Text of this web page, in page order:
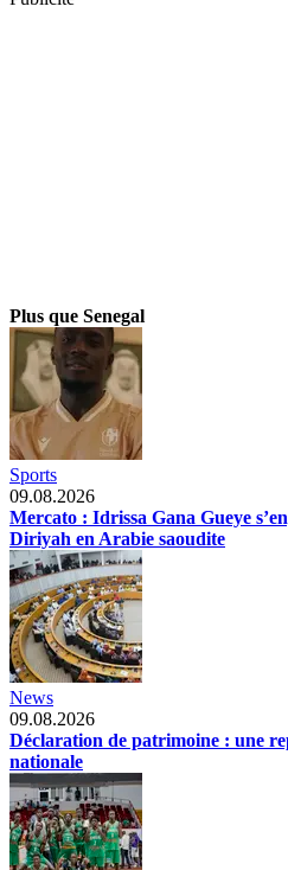
Plus que Senegal
Sports
09.08.2026
Mercato : Idrissa Gana Gueye
Diriyah en Arabie saoudite
News
09.08.2026
Déclaration de patrimoine : une
nationale